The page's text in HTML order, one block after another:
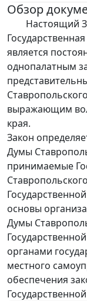
Обзор
Настоящий
является
однопалатным
выражающим
края.
Закон
Думы
принимаемые
основы
Думы
органами
местного
обеспечения